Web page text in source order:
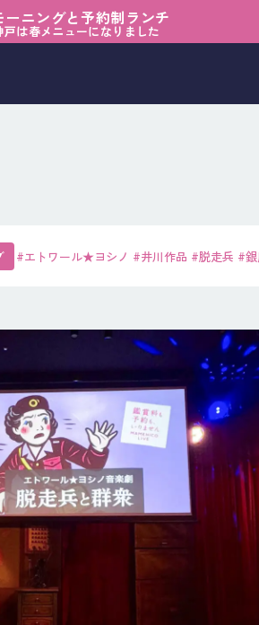
ーニングと予約制ランチ
戸は春メニューになりました
#エトワール★ヨシノ #井川作品 #脱走兵 #